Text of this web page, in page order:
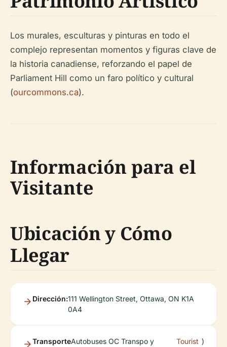
Los murales, esculturas y pinturas en todo el
complejo representan momentos y figuras clave de
la historia canadiense, reforzando el papel de
Parliament Hill como un faro político y cultural
(ourcommons.ca).
Información para el
Visitante
Ubicación y Cómo
Llegar
Dirección:111 Wellington Street, Ottawa, ON K1A
0A4
TransporteAutobuses OC Transpo y
Tourist )